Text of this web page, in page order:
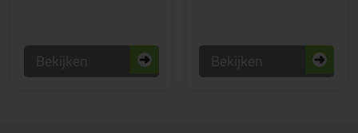
Bekijken Bekijken